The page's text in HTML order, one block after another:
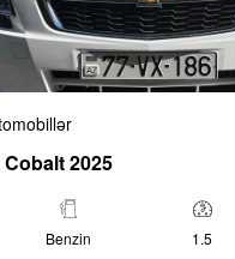
2025
Benzin 1.5